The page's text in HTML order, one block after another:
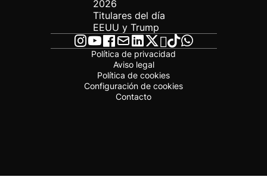
2026
Titulares del día
EEUU y Trump
Política de privacidad
Aviso legal
Política de cookies
Configuración de cookies
Contacto